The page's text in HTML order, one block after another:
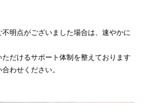
明点がございました場合は、速やかに
だけるサポート体制を整えております
わせください。